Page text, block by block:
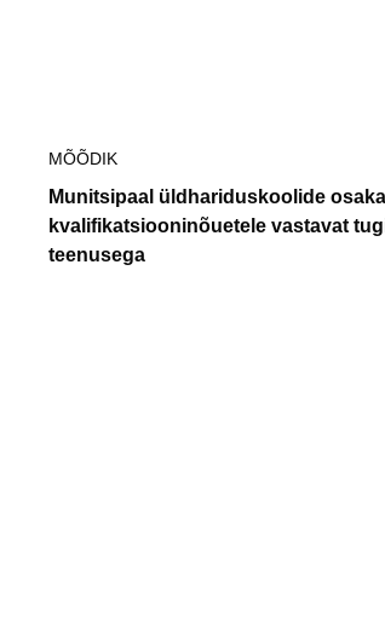
MÕÕDIK
Munitsipaal üldhariduskoolide
kvalifikatsiooninõuetele vastavat
teenusega